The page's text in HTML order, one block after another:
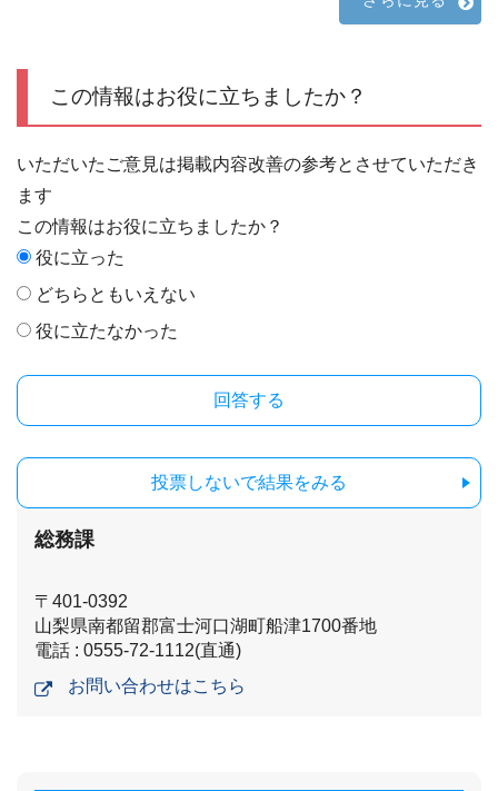
この情報はお役に立ちましたか？
いただいたご意見は掲載内容改善の参考とさせていただき
ます
この情報はお役に立ちましたか？
役に立った
どちらともいえない
役に立たなかった
投票しないで結果をみる
総務課
〒401-0392
山梨県南都留郡富士河口湖町船津1700番地
電話 : 0555-72-1112(直通)
お問い合わせはこちら